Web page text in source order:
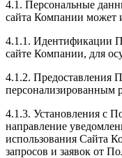
4.1. Персональные
сайта Компании может
4.1.1. Идентификации
сайте Компании, для
4.1.2. Предоставления
персонализированным
4.1.3. Установления с
направление
использования Сайта
запросов и заявок от